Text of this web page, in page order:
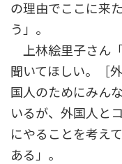
の理由でここに来
う」。
上林絵里子さん
聞いてほしい。［
国人のためにみん
いるが、外国人と
にやることを考え
ある」。